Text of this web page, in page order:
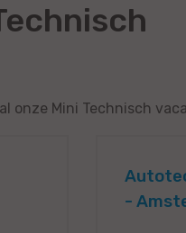
onze Mini Technisch
-